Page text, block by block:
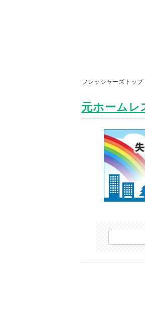
フレッシャーズトップ
元ホームレ